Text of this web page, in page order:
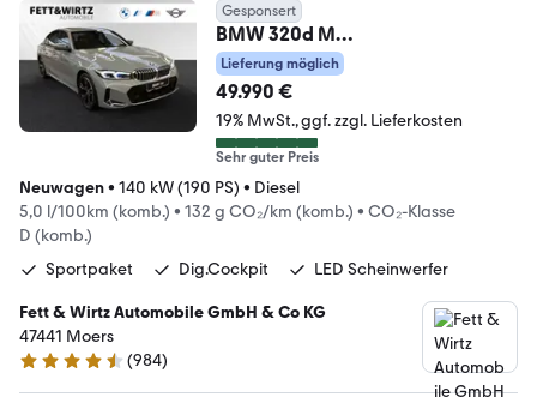
Gesponsert
BMW 320d M
Sport|AHK|Stop&Go|HiFi|DrivingA
ss.
Lieferung möglich
49.990 €
19% MwSt. ggf. zzgl. Lieferkosten
Sehr guter Preis
Neuwagen• 140 kW (190 PS) • Diesel
5,0 l/100km (komb.) • 132 g CO₂/km (komb.) • CO₂-Klasse
D (komb.)
Sportpaket
Dig.Cockpit LED Scheinwerfer
Fett & Wirtz Automobile GmbH & Co KG
47441 Moers
4.4 Sterne
(984)